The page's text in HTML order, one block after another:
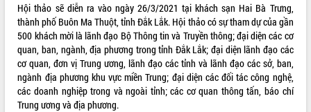
QUY HOẠCH - KẾ HOẠCH
Hội thảo sẽ diễn ra vào ngày 26/3/2021 tại khách sạn Hai Bà Trưng,
thành phố Buôn Ma Thuột, tỉnh Đắk Lắk. Hội thảo có sự tham dự của gần
500 khách mời là lãnh đạo Bộ Thông tin và Truyền thông; đại diện các cơ
quan, ban, ngành, địa phương trong tỉnh Đắk Lắk; đại diện lãnh đạo các
cơ quan, đơn vị Trung ương, lãnh đạo các tỉnh và lãnh đạo các sở, ban,
ngành địa phương khu vực miền Trung; đại diện các đối tác công nghệ,
các doanh nghiệp trong và ngoài tỉnh; các cơ quan thông tấn, báo chí
Trung ương và địa phương.